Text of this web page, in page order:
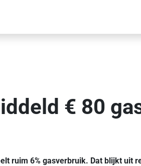
€ 80
ruim 6% gasverbruik. Dat blijkt uit